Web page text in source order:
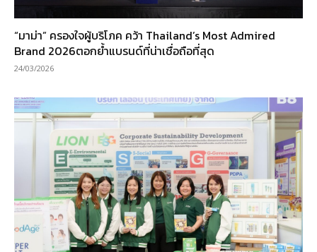
“มาม่า” ครองใจผู้บริโภค คว้า Thailand’s Most Admired
Brand 2026ตอกย้ำแบรนด์ที่น่าเชื่อถือที่สุด
24/03/2026